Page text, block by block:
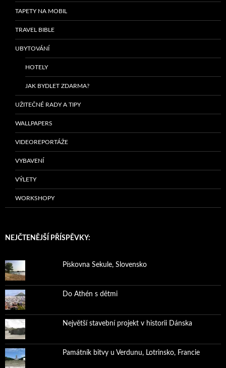
TAPETY NA MOBIL
TRAVEL BIBLE
UBYTOVÁNÍ
HOTELY
JAK BYDLET ZDARMA?
UŽITEČNÉ RADY A TIPY
WALLPAPERS
VIDEOREPORTÁŽE
VYBAVENÍ
VÝLETY
WORKSHOPY
NEJČTENĚJŠÍ PŘÍSPĚVKY:
Pískovna Sekule, Slovensko
Do Athén s dětmi
Největší stavební projekt v historii Dánska
Památník bitvy u Verdunu, Lotrinsko, Francie